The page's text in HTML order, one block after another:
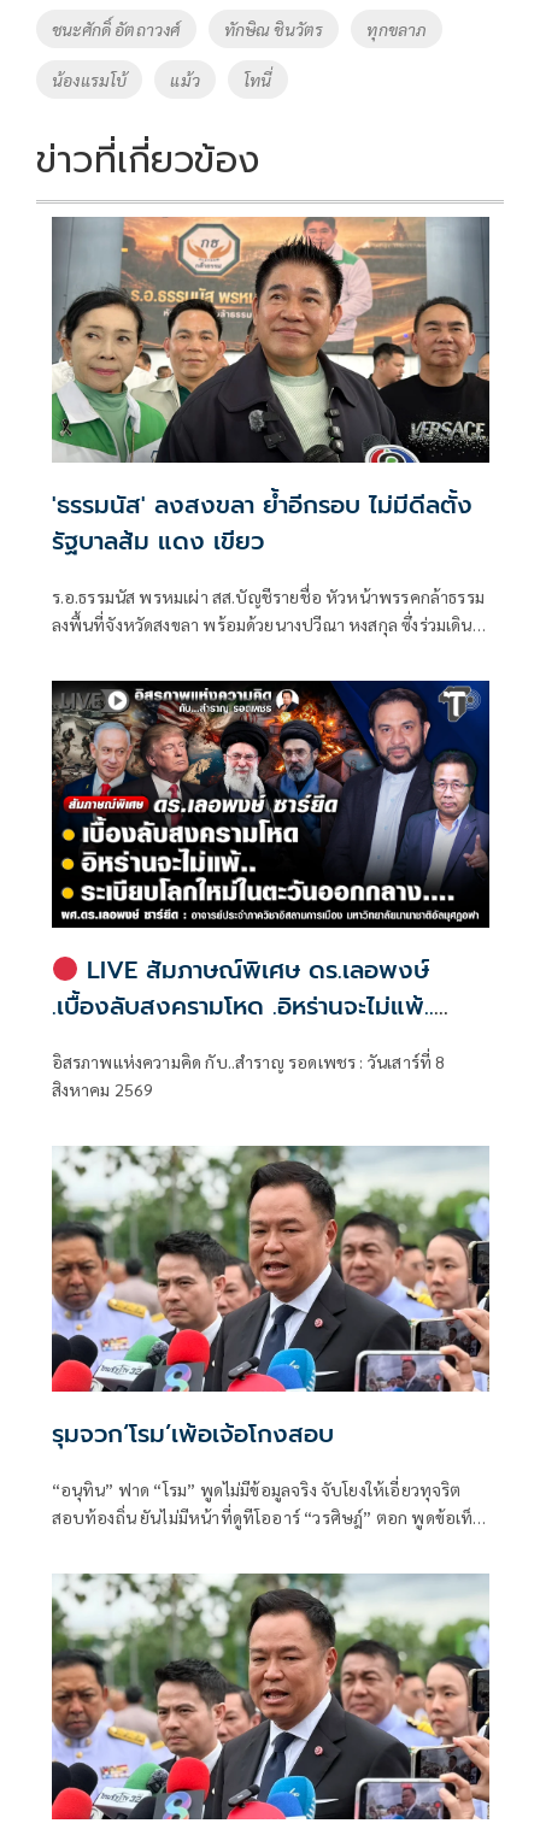
o
k
n
k
ชนะศักดิ์ อัตถาวงศ์ ทักษิณ ชินวัตร ทุกขลาภ
น้องแรมโบ้ แม้ว โทนี่
ข่าวที่เกี่ยวข้อง
'ธรรมนัส' ลงสงขลา ย้ำอีกรอบ ไม่มีดีลตั้ง
รัฐบาลส้ม แดง เขียว
ร.อ.ธรรมนัส พรหมเผ่า สส.บัญชีรายชื่อ หัวหน้าพรรคกล้าธรรม
ลงพื้นที่จังหวัดสงขลา พร้อมด้วยนางปวีณา หงสกุล ซึ่งร่วมเดิน
ณ ที่ทำการนายเดชอิศม์ โดยมีการประชุมหารือแนวทางการ
ทำงานและขับเคลื่อนนโยบายในพื้นที่ ก่อนเดินทางต่อไปยัง
จังหวัดพัทลุง
LIVE สัมภาษณ์พิเศษ ดร.เลอพงษ์
.เบื้องลับสงครามโหด .อิหร่านจะไม่แพ้..
อิสรภาพแห่งความคิด กับ..สำราญ รอด
อิสรภาพแห่งความคิด กับ..สำราญ รอดเพชร : วันเสาร์ที่ 8
สิงหาคม 2569
รุมจวก‘โรม’เพ้อเจ้อโกงสอบ
“อนุทิน” ฟาด “โรม” พูดไม่มีข้อมูลจริง จับโยงให้เอี่ยวทุจริต
สอบท้องถิ่น ยันไม่มีหน้าที่ดูทีโออาร์ “วรศิษฎ์” ตอก พูดข้อเท็จ